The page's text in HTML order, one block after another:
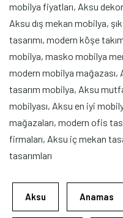
mobilya fiyatları, Aksu
Aksu dış mekan mobilya,
tasarımı, modern köşe
mobilya, masko mobilya
modern mobilya
tasarım mobilya, Aksu
mobilyası, Aksu en iyi
mağazaları, modern ofis
firmaları, Aksu iç mekan
tasarımları
Aksu Anamas